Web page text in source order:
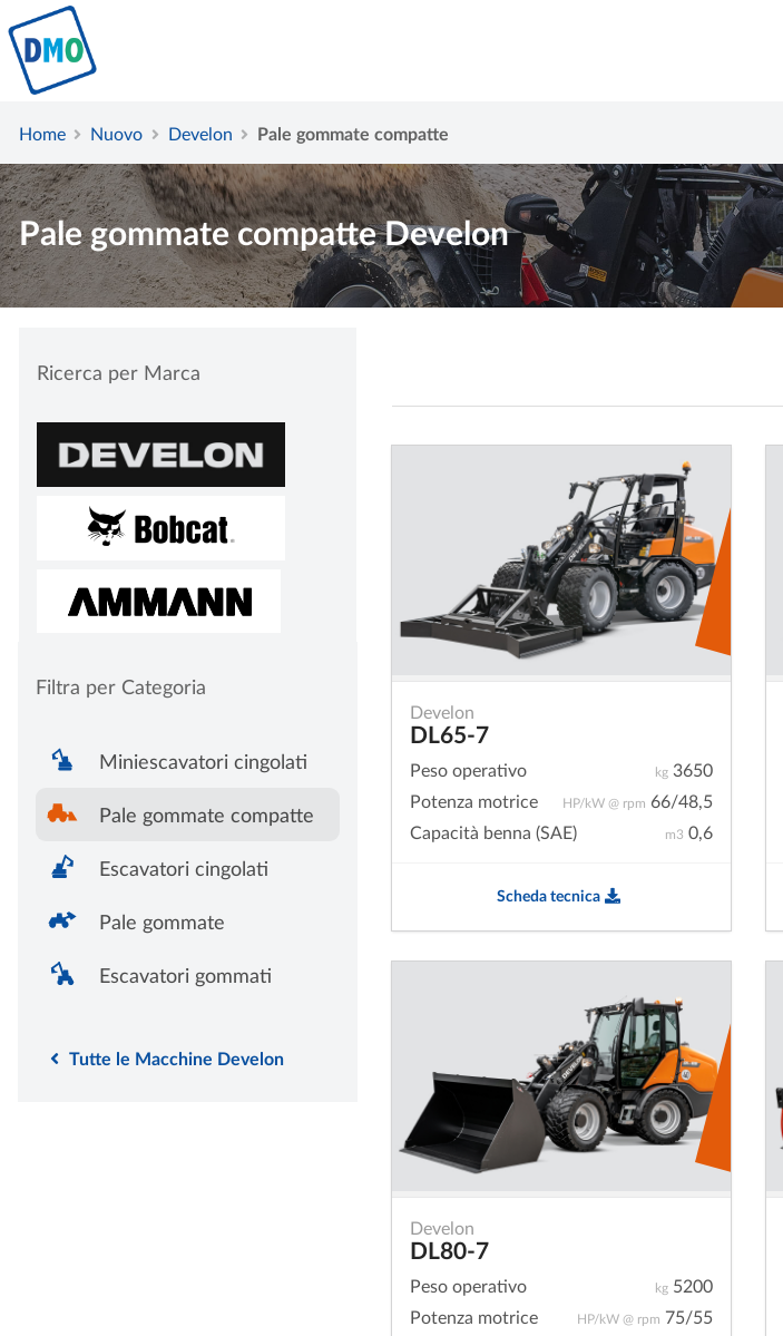
Home Nuovo Develon Pale gommate compatte
Pale gommate compatte Develon
Ricerca per Marca
Filtra per Categoria
Miniescavatori cingolati
Pale gommate compatte
Escavatori cingolati
Pale gommate
Escavatori gommati
Tutte le Macchine Develon
Develon
DL65-7
kg3650
Peso operativo
HP/kW @ rpm 66/48,5
Potenza motrice
m3 0,6
Capacità benna (SAE)
Scheda tecnica
Develon
DL80-7
kg5200
Peso operativo
HP/kW @ rpm 75/55
Potenza motrice